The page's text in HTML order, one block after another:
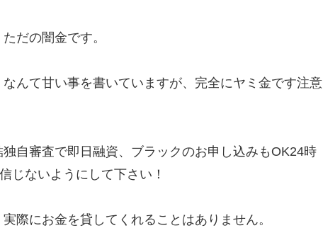
だの闇金です。
んて甘い事を書いていますが、完全にヤミ金です注意
自審査で即日融資、ブラックのお申し込みもOK24時
じないようにして下さい！
際にお金を貸してくれることはありません。